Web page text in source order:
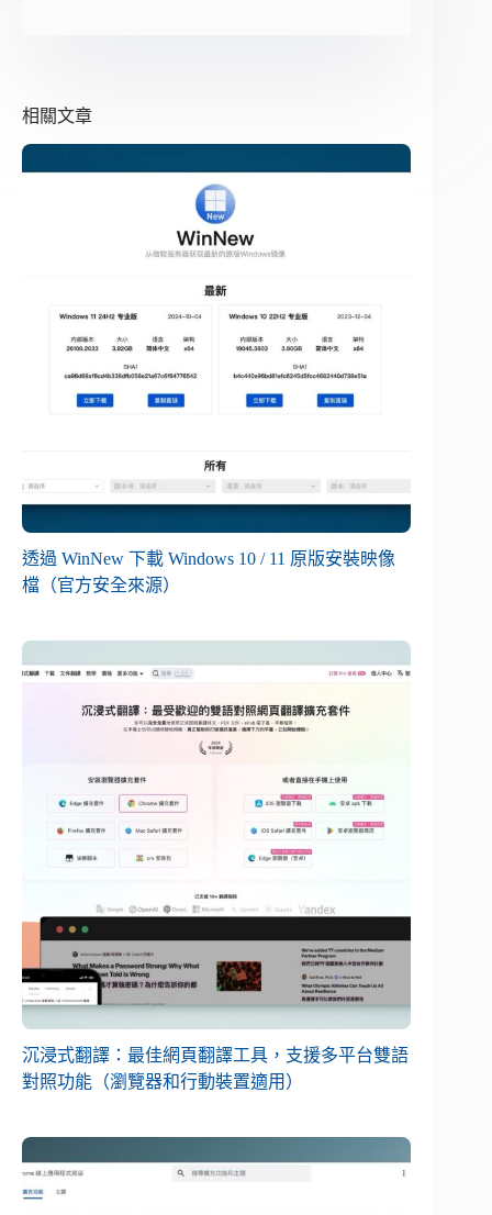
相關文章
透過 WinNew 下載 Windows 10 / 11 原版安裝映像
檔（官方安全來源）
沉浸式翻譯：最佳網頁翻譯工具，支援多平台雙語
對照功能（瀏覽器和行動裝置適用）